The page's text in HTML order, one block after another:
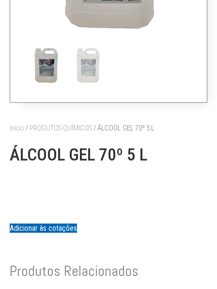
Início / PRODUTOS QUÍMICOS / ÁLCOOL GEL 70º 5 L
ÁLCOOL GEL 70º 5 L
Adicionar às cotações
Produtos Relacionados